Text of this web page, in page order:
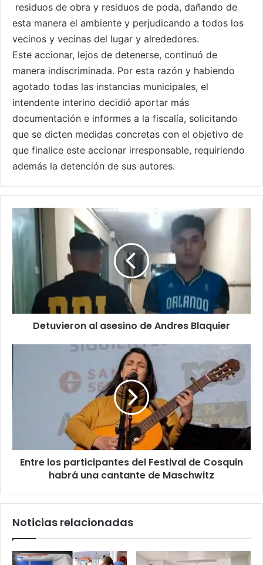
residuos de obra y residuos de poda, dañando de
esta manera el ambiente y perjudicando a todos los
vecinos y vecinas del lugar y alrededores.
Este accionar, lejos de detenerse, continuó de
manera indiscriminada. Por esta razón y habiendo
agotado todas las instancias municipales, el
intendente interino decidió aportar más
documentación e informes a la fiscalía, solicitando
que se dicten medidas concretas con el objetivo de
que finalice este accionar irresponsable, requiriendo
además la detención de sus autores.
Detuvieron al asesino de Andres Blaquier
Entre los participantes del Festival de Cosquin
habrá una cantante de Maschwitz
Noticias relacionadas